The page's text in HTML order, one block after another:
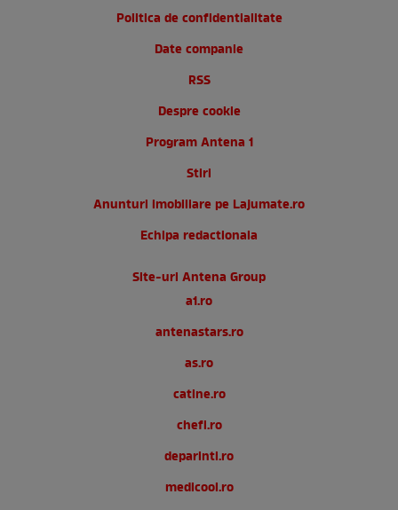
Politica de confidentialitate
Date companie
RSS
Despre cookie
Program Antena 1
Stiri
Anunturi imobiliare pe Lajumate.ro
Echipa redactionala
Site-uri Antena Group
a1.ro
antenastars.ro
as.ro
catine.ro
chefi.ro
deparinti.ro
medicool.ro